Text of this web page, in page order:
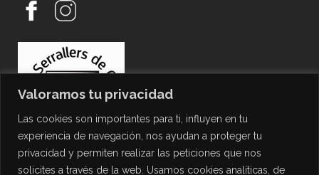
Valoramos tu privacidad
Las cookies son importantes para ti, influyen en tu
experiencia de navegación, nos ayudan a proteger tu
privacidad y permiten realizar las peticiones que nos
solicites a través de la web. Usamos cookies analíticas, de